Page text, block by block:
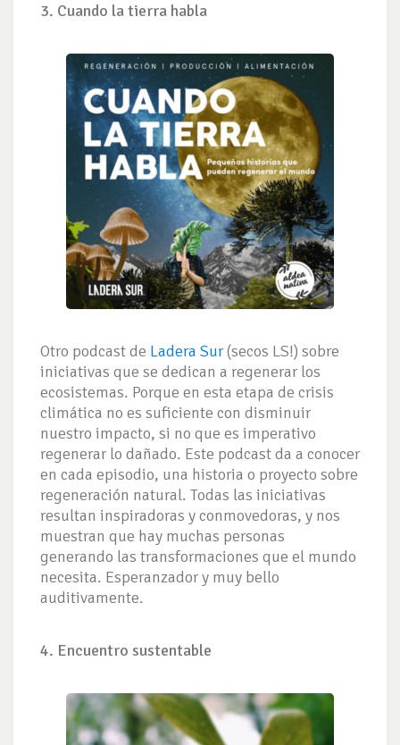
3. Cuando la tierra habla
Otro podcast de Ladera Sur(secos LS!) sobre
iniciativas que se dedican a regenerar los
ecosistemas. Porque en esta etapa de crisis
climática no es suficiente con disminuir
nuestro impacto, si no que es imperativo
regenerar lo dañado. Este podcast da a conocer
en cada episodio, una historia o proyecto sobre
regeneración natural. Todas las iniciativas
resultan inspiradoras y conmovedoras, y nos
muestran que hay muchas personas
generando las transformaciones que el mundo
necesita. Esperanzador y muy bello
auditivamente.
4. Encuentro sustentable